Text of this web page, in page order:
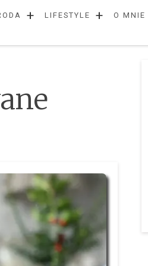
+ LIFESTYLE + O MNIE